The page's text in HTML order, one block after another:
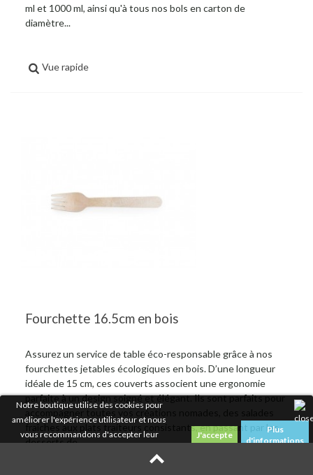
Notre boutique utilise des cookies pour
améliorer l'expérience utilisateur et nous
vous recommandons d'accepter leur
Plus
d'informations
ml et 1000 ml, ainsi qu'à tous nos bols en carton de
diamètre...
Vue rapide
Fourchette 16.5cm en bois
Assurez un service de table éco-responsable grâce à nos
fourchettes jetables écologiques en bois. D’une longueur
idéale de 15 cm, ces couverts associent une ergonomie
parfaite à un design soigné et élégant. Ils sont parfaits pour
accompagner toutes vos créations nomades, des salades
fraîches aux plats traiteurs consistants, en passant par les
desserts de...